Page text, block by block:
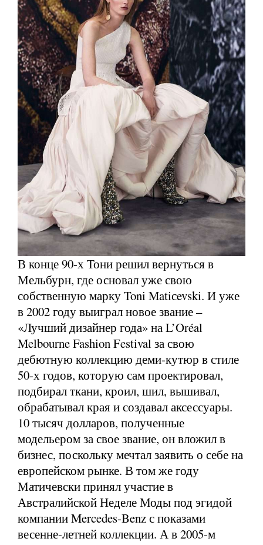
В конце 90-х Тони решил вернуться в
Мельбурн, где основал уже свою
собственную марку Toni Matiсevski. И уже
в 2002 году выиграл новое звание –
«Лучший дизайнер года» на L’Oréal
Melbourne Fashion Festival за свою
дебютную коллекцию деми-кутюр в стиле
50-х годов, которую сам проектировал,
подбирал ткани, кроил, шил, вышивал,
обрабатывал края и создавал аксессуары.
10 тысяч долларов, полученные
модельером за свое звание, он вложил в
бизнес, поскольку мечтал заявить о себе на
европейском рынке. В том же году
Матичевски принял участие в
Австралийской Неделе Моды под эгидой
компании Mercedes-Benz с показами
весенне-летней коллекции. А в 2005-м